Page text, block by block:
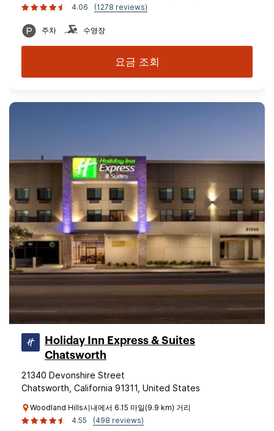
4.06
(1278 reviews)
주차 수영장
요금 조회
Holiday Inn Express & Suites
Chatsworth
21340 Devonshire Street
Chatsworth, California 91311, United States
Woodland Hills시내에서 6.15 마일(9.9 km) 거리
4.55
(498 reviews)